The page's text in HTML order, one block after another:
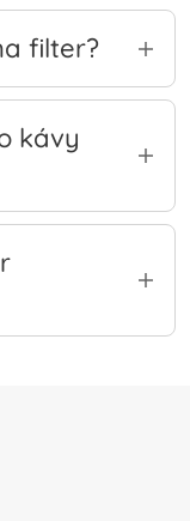
filter?
kávy s
kávy
Chemex,